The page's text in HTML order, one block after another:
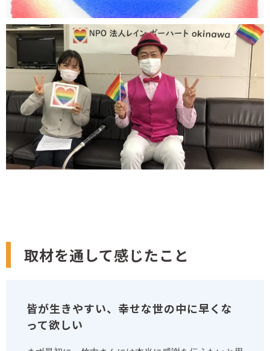
取材を通して感じたこと
皆が生きやすい、幸せな世の中に早くな
って欲しい